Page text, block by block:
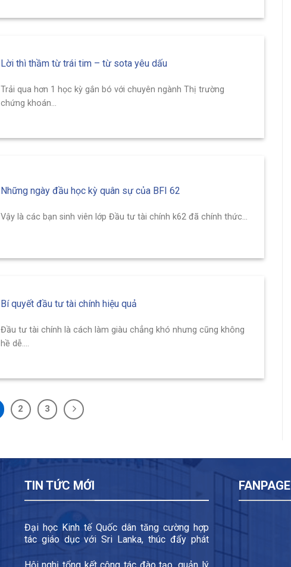
Lời thì thầm từ trái tim – từ sota yêu dấu
Trải qua hơn 1 học kỳ gắn bó với chuyên ngành Thị trường
chứng khoán...
Những ngày đầu học kỳ quân sự của BFI 62
Vậy là các bạn sinh viên lớp Đầu tư tài chính k62 đã chính thức...
Bí quyết đầu tư tài chính hiệu quả
Đầu tư tài chính là cách làm giàu chẳng khó nhưng cũng không
hề dễ....
2 3
TIN TỨC MỚI
Đại học Kinh tế Quốc dân tăng cường hợp
tác giáo dục với Sri Lanka, thúc đẩy phát
viên
FANPAGE